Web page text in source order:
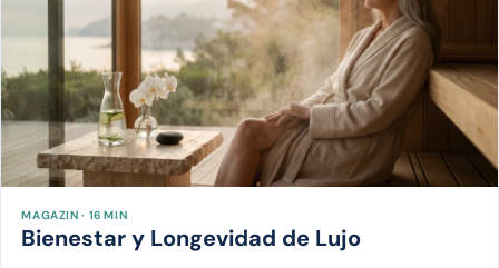
MAGAZIN · 16 MIN
Bienestar y Longevidad de Lujo